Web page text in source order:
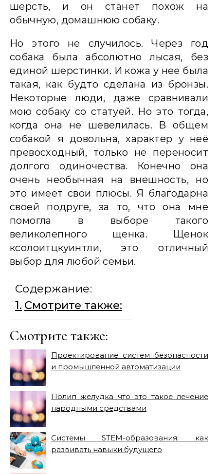
шерсть, и он станет похож на
обычную, домашнюю собаку.
Но этого не случилось. Через год
собака была абсолютно лысая, без
единой шерстинки. И кожа у неё была
такая, как будто сделана из бронзы.
Некоторые люди, даже сравнивали
мою собаку со статуей. Но это тогда,
когда она не шевелилась. В общем
собакой я довольна, характер у неё
превосходный, только не переносит
долгого одиночества. Конечно она
очень необычная на внешность, но
это имеет свои плюсы. Я благодарна
своей подруге, за то, что она мне
помогла в выборе такого
великолепного щенка. Щенок
ксолоитцкуинтли, это отличный
выбор для любой семьи.
Содержание:
Смотрите также:
Смотрите также:
Проектирование систем безопасности
и промышленной автоматизации
Полип желудка что это такое лечение
народными средствами
Системы STEM-образования: как
развивать навыки будущего